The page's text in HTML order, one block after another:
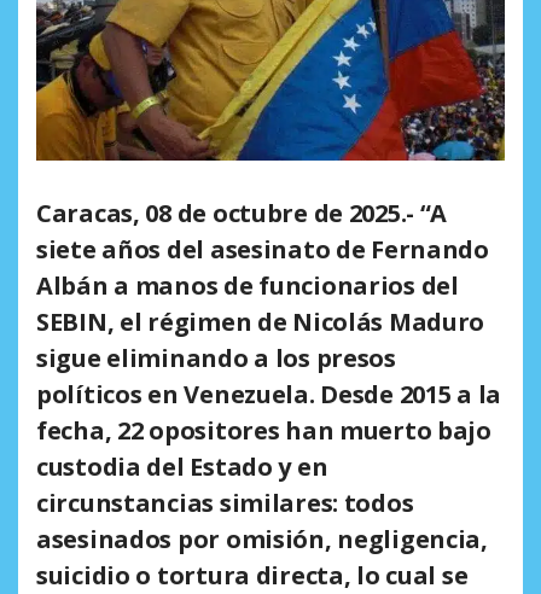
Caracas, 08 de octubre de 2025.- “A
siete años del asesinato de Fernando
Albán a manos de funcionarios del
SEBIN, el régimen de Nicolás Maduro
sigue eliminando a los presos
políticos en Venezuela. Desde 2015 a la
fecha, 22 opositores han muerto bajo
custodia del Estado y en
circunstancias similares: todos
asesinados por omisión, negligencia,
suicidio o tortura directa, lo cual se